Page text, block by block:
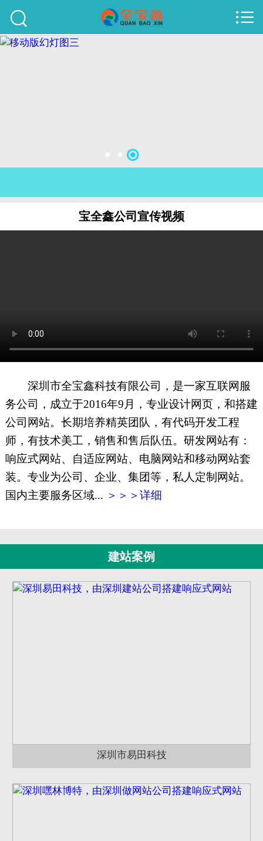
关于我们
联系我们
51La
XML地图


宝全鑫公司宣传视频
深圳市全宝鑫科技有限公司，是一家互联网服
务公司，成立于2016年9月，专业设计网页，和搭建
公司网站。长期培养精英团队，有代码开发工程
师，有技术美工，销售和售后队伍。研发网站有：
响应式网站、自适应网站、电脑网站和移动网站套
装。专业为公司、企业、集团等，私人定制网站。
国内主要服务区域... ＞＞＞详细
建站案例
深圳市易田科技